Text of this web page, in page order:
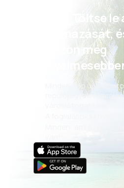
Psszt! Töltse le
alkalmazását,
utazzon még
Minden nap új
repülőjegyek,
A foglalások
Minden, ami számít,